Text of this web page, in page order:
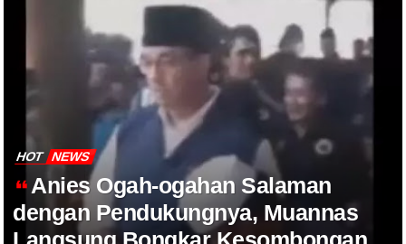
HOT NEWS
Anies Ogah-ogahan Salaman
dengan Pendukungnya, Muannas